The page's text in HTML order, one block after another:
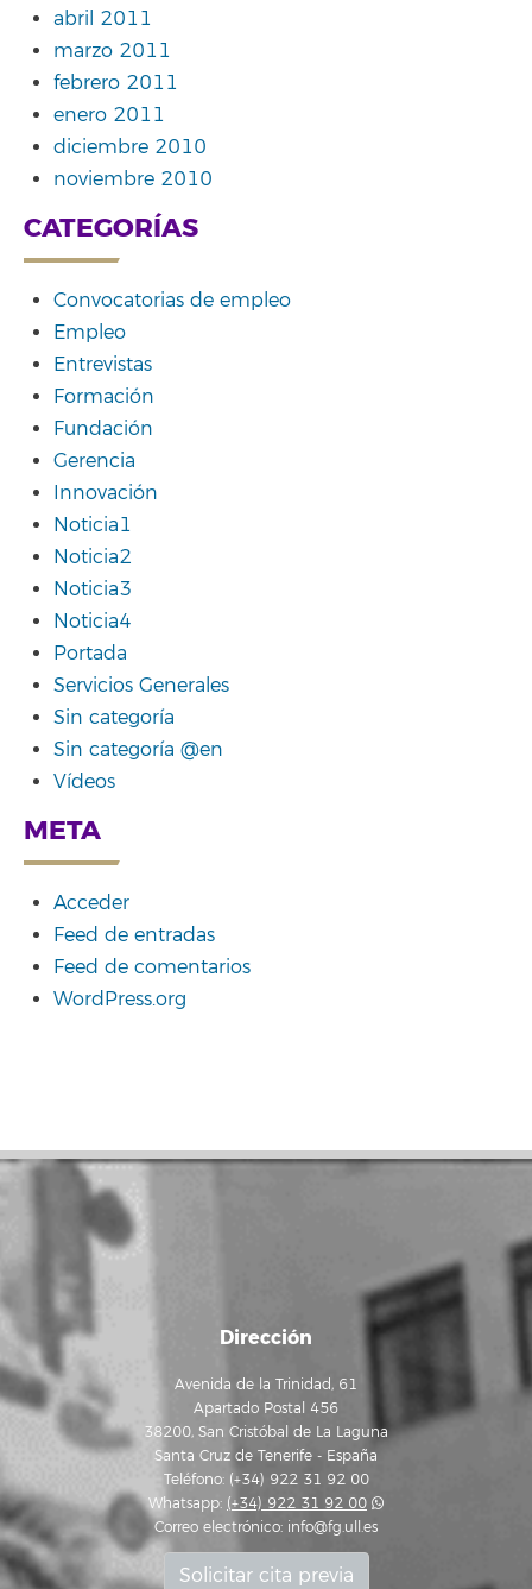
abril 2011
marzo 2011
febrero 2011
enero 2011
diciembre 2010
noviembre 2010
CATEGORÍAS
Convocatorias de empleo
Empleo
Entrevistas
Formación
Fundación
Gerencia
Innovación
Noticia1
Noticia2
Noticia3
Noticia4
Portada
Servicios Generales
Sin categoría
Sin categoría @en
Vídeos
META
Acceder
Feed de entradas
Feed de comentarios
WordPress.org
Dirección
Avenida de la Trinidad, 61
Apartado Postal 456
38200, San Cristóbal de La Laguna
Santa Cruz de Tenerife - España
Teléfono: (+34) 922 31 92 00
Whatsapp: (+34) 922 31 92 00
Correo electrónico: info@fg.ull.es
Solicitar cita previa